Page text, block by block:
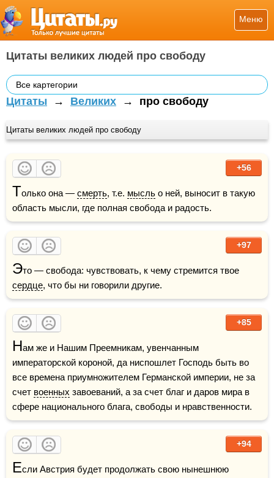
Меню
Цитаты великих людей про свободу
Все картегории
Цитаты → Великих → про свободу
Цитаты великих людей про свободу
+56
Только она — смерть, т.е. мысль о ней, выносит в такую
область мысли, где полная свобода и радость.
+97
Э
сердце, что бы ни говорили другие.
+85
Нам же и Нашим Преемникам, увенчанным
императорской короной, да ниспошлет Господь быть во
все времена приумножителем Германской империи, не за
счет военных завоеваний, а за счет благ и даров мира в
сфере национального блага, свободы и нравственности.
+94
Е